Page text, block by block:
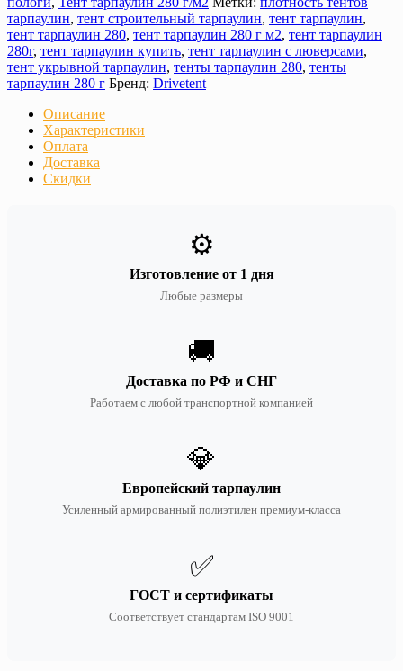
тарпаулин, тент строительный тарпаулин, тент тарпаулин,
тент тарпаулин 280, тент тарпаулин 280 г м2, тент тарпаулин
280г, тент тарпаулин купить, тент тарпаулин с люверсами,
тент укрывной тарпаулин, тенты тарпаулин 280, тенты
тарпаулин 280 г Бренд: Drivetent
Описание
Характеристики
Оплата
Доставка
Скидки
⚙️
Изготовление от 1 дня
Любые размеры
🚚
Доставка по РФ и СНГ
Работаем с любой транспортной компанией
💎
Европейский тарпаулин
Усиленный армированный полиэтилен премиум-класса
✅
ГОСТ и сертификаты
Соответствует стандартам ISO 9001